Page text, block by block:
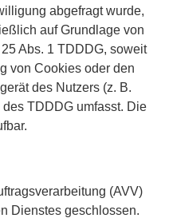
abgefragt wurde,
auf Grundlage von
Abs. 1 TDDDG, soweit
von Cookies oder den
des Nutzers (z. B.
TDDDG umfasst. Die
(AVV)
Dienstes geschlossen.